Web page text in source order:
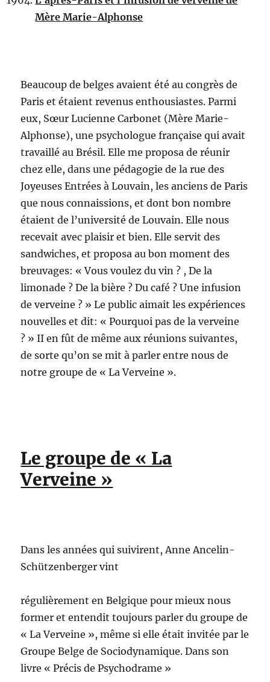
Mère Marie-Alphonse
Beaucoup de belges avaient été au congrès de
Paris et étaient revenus enthousiastes. Parmi
eux, Sœur Lucienne Carbonet (Mère Marie-
Alphonse), une psychologue française qui avait
travaillé au Brésil. Elle me proposa de réunir
chez elle, dans une pédagogie de la rue des
Joyeuses Entrées à Louvain, les anciens de Paris
que nous connaissions, et dont bon nombre
étaient de l’université de Louvain. Elle nous
recevait avec plaisir et bien. Elle servit des
sandwiches, et proposa au bon moment des
breuvages: « Vous voulez du vin ? , De la
limonade ? De la bière ? Du café ? Une infusion
de verveine ? » Le public aimait les expériences
nouvelles et dit: « Pourquoi pas de la verveine
? » II en fût de même aux réunions suivantes,
de sorte qu’on se mit à parler entre nous de
notre groupe de « La Verveine ».
Le groupe de « La
Verveine »
Dans les années qui suivirent, Anne Ancelin-
Schützenberger vint
régulièrement en Belgique pour mieux nous
former et entendit toujours parler du groupe de
« La Verveine », même si elle était invitée par le
Groupe Belge de Sociodynamique. Dans son
livre « Précis de Psychodrame »